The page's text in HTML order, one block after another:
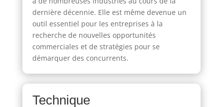
dernière décennie. Elle est même devenue un
outil essentiel pour les entreprises à la
recherche de nouvelles opportunités
commerciales et de stratégies pour se
démarquer des concurrents.
Technique